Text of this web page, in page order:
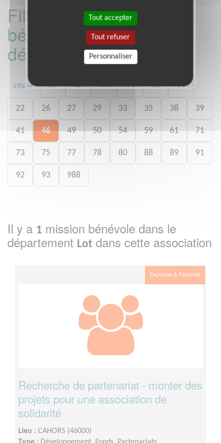
Filtrer les missions
bénévoles par
département :
Effacer 01 06 13 15 20 21
22 26 27 29 33 35 38 39
41 46 49 50 54 59 61 71
73 75 77 78 80 88 89 91
92 93 988
Il y a 1 mission bénévole dans le
département Lot dans cette association
Exclusion & Pauvreté
Recherche de partenariat - monter des
projets pour une association de
solidarité
Lieu : CAHORS (46000)
Tout accepter
Tout refuser
Personnaliser